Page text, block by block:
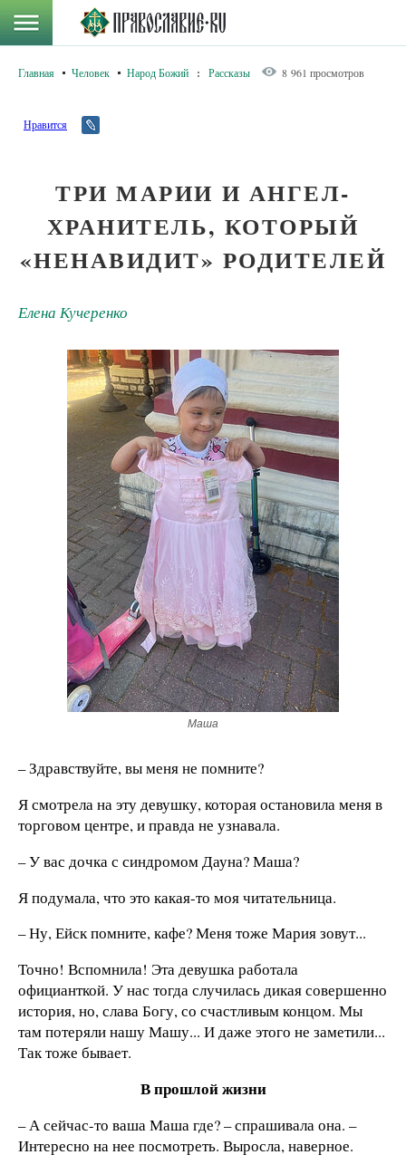
Главная Человек Народ Божий : Рассказы 8 961 просмотров
Нравится
ТРИ МАРИИ И АНГЕЛ-
ХРАНИТЕЛЬ, КОТОРЫЙ
«НЕНАВИДИТ» РОДИТЕЛЕЙ
Елена Кучеренко
Маша
– Здравствуйте, вы меня не помните?
Я смотрела на эту девушку, которая остановила меня в
торговом центре, и правда не узнавала.
– У вас дочка с синдромом Дауна? Маша?
Я подумала, что это какая-то моя читательница.
– Ну, Ейск помните, кафе? Меня тоже Мария зовут...
Точно! Вспомнила! Эта девушка работала
официанткой. У нас тогда случилась дикая совершенно
история, но, слава Богу, со счастливым концом. Мы
там потеряли нашу Машу... И даже этого не заметили...
Так тоже бывает.
В прошлой жизни
– А сейчас-то ваша Маша где? – спрашивала она. –
Интересно на нее посмотреть. Выросла, наверное.